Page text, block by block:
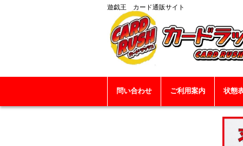
遊戯王 カード通販サイト
問い合わせ ご利用案内 状態